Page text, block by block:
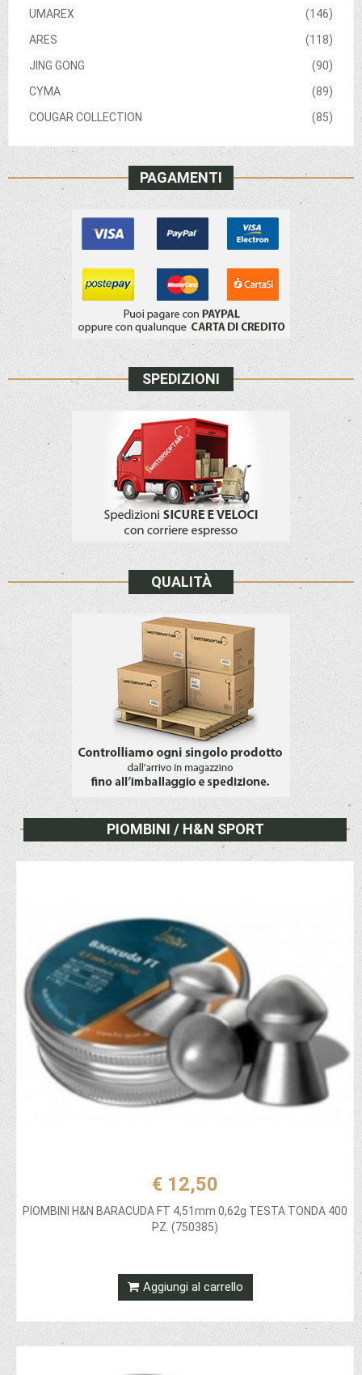
(146)
UMAREX
(118)
ARES
(90)
JING GONG
(89)
CYMA
(85)
COUGAR COLLECTION
PAGAMENTI
SPEDIZIONI
QUALITÀ
PIOMBINI / H&N SPORT
€ 12,50
PIOMBINI H&N BARACUDA FT 4,51mm 0,62g TESTA TONDA 400
PZ. (750385)
Aggiungi al carrello